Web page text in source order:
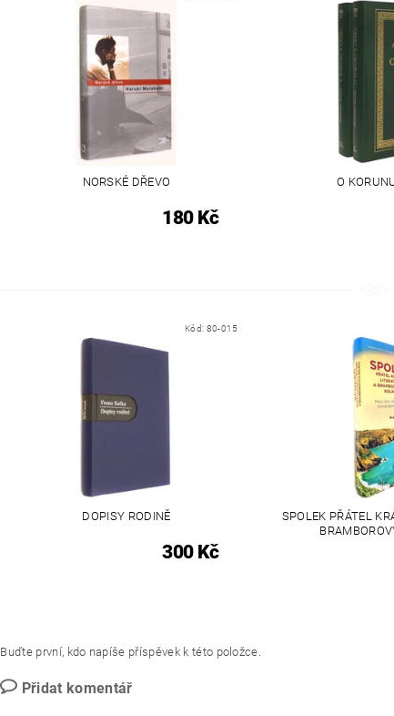
NORSKÉ DŘEVO
180 Kč
O
Kód: 80-015
DOPISY RODINĚ
300 Kč
SPOLEK PŘÁTEL
Buďte první, kdo napíše příspěvek k této položce.
Přidat komentář